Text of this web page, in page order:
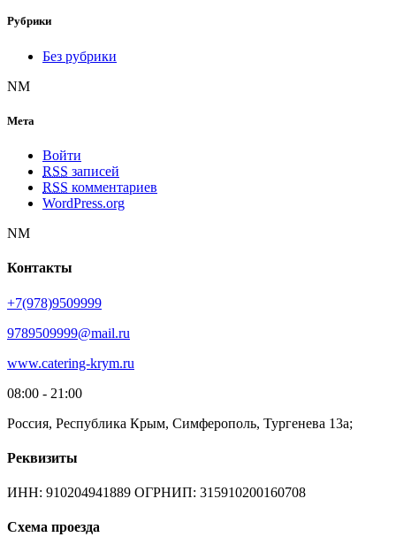
Рубрики
Без рубрики
NM
Мета
Войти
RSS записей
RSS комментариев
WordPress.org
NM
Контакты
+7(978)9509999
9789509999@mail.ru
www.catering-krym.ru
08:00 - 21:00
Россия, Республика Крым, Симферополь, Тургенева 13а;
Реквизиты
ИНН: 910204941889 ОГРНИП: 315910200160708
Схема проезда